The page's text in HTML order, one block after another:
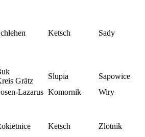
Ketsch Sady
Grätz
Slupia
Sapowice
Lazarus Komornik
Wiry
Ketsch Zlotnik